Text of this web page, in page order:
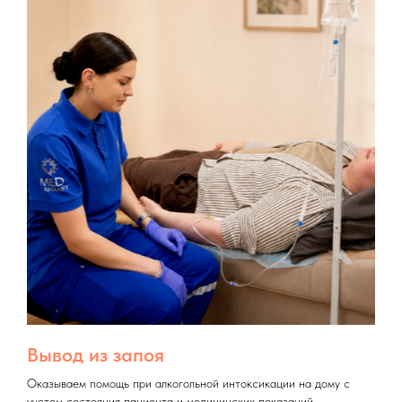
Вывод из запоя
Оказываем помощь при алкогольной интоксикации на дому с